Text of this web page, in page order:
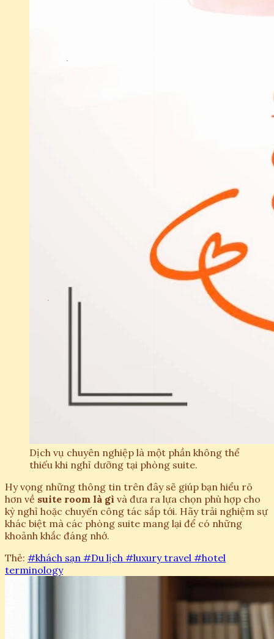
Dịch vụ chuyên nghiệp là một phần không thể
thiếu khi nghỉ dưỡng tại phòng suite.
Hy vọng những thông tin trên đây sẽ giúp bạn hiểu rõ
hơn về suite room là gì và đưa ra lựa chọn phù hợp cho
kỳ nghỉ hoặc chuyến công tác sắp tới. Hãy trải nghiệm sự
khác biệt mà các phòng suite mang lại để có những
khoảnh khắc đáng nhớ.
Thẻ: #khách sạn #Du lịch #luxury travel #hotel
terminology